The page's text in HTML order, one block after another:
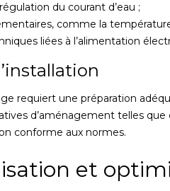
du courant d’eau ;
comme la
liées à l’alimentation
requiert une préparation
d’aménagement telles
conforme aux normes.
et